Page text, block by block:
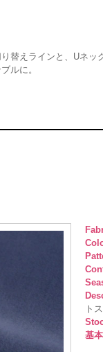
替えラインと、Uネ
ルに。
ト
基